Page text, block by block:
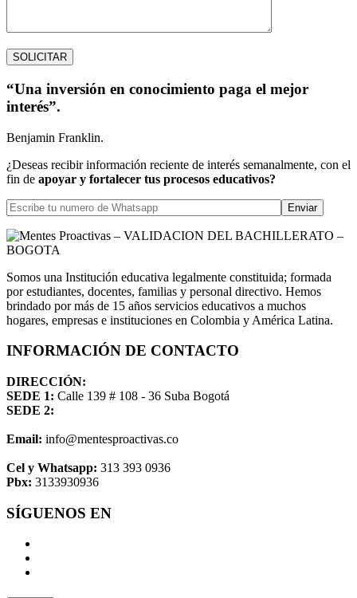
“Una inversión en conocimiento paga el mejor
interés”.
Benjamin Franklin.
¿Deseas recibir información reciente de interés semanalmente, con el
fin de apoyar y fortalecer tus procesos educativos?
Somos una Institución educativa legalmente constituida; formada
por estudiantes, docentes, familias y personal directivo. Hemos
brindado por más de 15 años servicios educativos a muchos
hogares, empresas e instituciones en Colombia y América Latina.
INFORMACIÓN DE CONTACTO
DIRECCIÓN:
SEDE 1: Calle 139 # 108 - 36 Suba Bogotá
SEDE 2:
Email: info@mentesproactivas.co
Cel y Whatsapp: 313 393 0936
Pbx: 3133930936
SÍGUENOS EN